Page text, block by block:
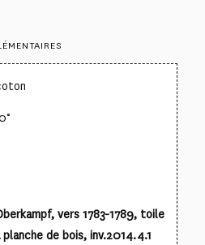
vers 1783-1789, toile
de bois, inv.2014.4.1